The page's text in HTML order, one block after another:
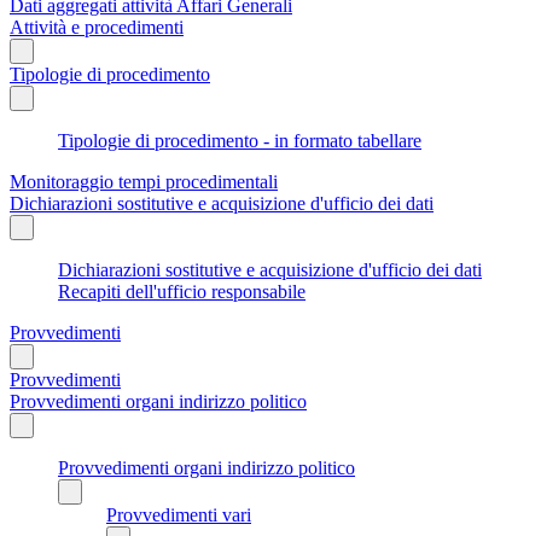
Dati aggregati attività Affari Generali
Attività e procedimenti
Tipologie di procedimento
Tipologie di procedimento - in formato tabellare
Monitoraggio tempi procedimentali
Dichiarazioni sostitutive e acquisizione d'ufficio dei dati
Dichiarazioni sostitutive e acquisizione d'ufficio dei dati
Recapiti dell'ufficio responsabile
Provvedimenti
Provvedimenti
Provvedimenti organi indirizzo politico
Provvedimenti organi indirizzo politico
Provvedimenti vari